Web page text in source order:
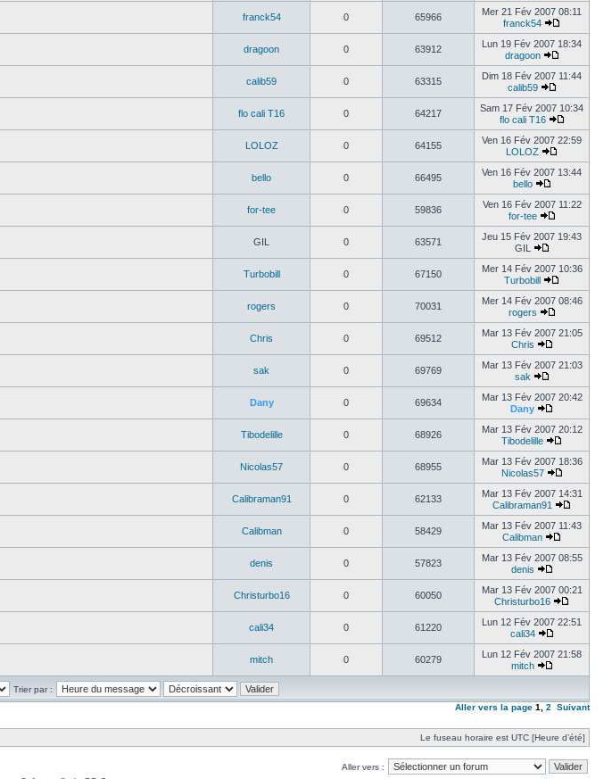
franck54 0 65966
Mer 21 Fév 2007 08:11
franck54
dragoon 0 63912
Lun 19 Fév 2007 18:34
dragoon
calib59 0 63315
Dim 18 Fév 2007 11:44
calib59
flo cali T16 0 64217
Sam 17 Fév 2007 10:34
flo cali T16
LOLOZ 0 64155
Ven 16 Fév 2007 22:59
LOLOZ
bello 0 66495
Ven 16 Fév 2007 13:44
bello
for-tee 0 59836
Ven 16 Fév 2007 11:22
for-tee
GIL 0 63571
Jeu 15 Fév 2007 19:43
GIL
Turbobill 0 67150
Mer 14 Fév 2007 10:36
Turbobill
rogers 0 70031
Mer 14 Fév 2007 08:46
rogers
Chris 0 69512
Mar 13 Fév 2007 21:05
Chris
sak 0 69769
Mar 13 Fév 2007 21:03
sak
Dany 0 69634
Mar 13 Fév 2007 20:42
Dany
Tibodelille 0 68926
Mar 13 Fév 2007 20:12
Tibodelille
Nicolas57 0 68955
Mar 13 Fév 2007 18:36
Nicolas57
Calibraman91 0 62133
Mar 13 Fév 2007 14:31
Calibraman91
Calibman 0 58429
Mar 13 Fév 2007 11:43
Calibman
denis 0 57823
Mar 13 Fév 2007 08:55
denis
Christurbo16 0 60050
Mar 13 Fév 2007 00:21
Christurbo16
cali34 0 61220
Lun 12 Fév 2007 22:51
cali34
mitch 0 60279
Lun 12 Fév 2007 21:58
mitch
Trier par :
Aller vers la page 1 2 Suivant
Le fuseau horaire est UTC [Heure d’été]
Aller vers :